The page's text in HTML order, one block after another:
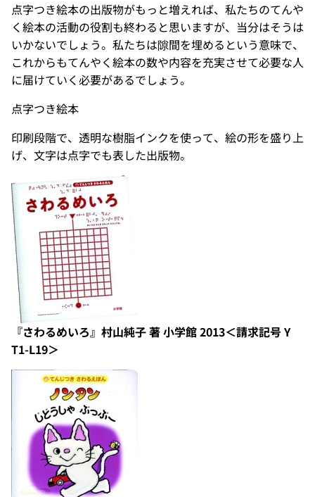
点字つき絵本の出版物がもっと増えれば、私たちのてんや
く絵本の活動の役割も終わると思いますが、当分はそうは
いかないでしょう。私たちは隙間を埋めるという意味で、
これからもてんやく絵本の数や内容を充実させて必要な人
に届けていく必要があるでしょう。
点字つき絵本
印刷段階で、透明な樹脂インクを使って、絵の形を盛り上
げ、文字は点字でも表した出版物。
『さわるめいろ』村山純子 著 小学館 2013＜請求記号 Y
T1-L19＞